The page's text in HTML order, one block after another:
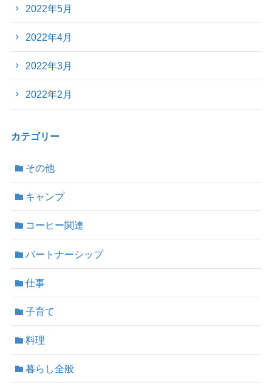
2022年5月
2022年4月
2022年3月
2022年2月
カテゴリー
その他
キャンプ
コーヒー関連
パートナーシップ
仕事
子育て
料理
暮らし全般